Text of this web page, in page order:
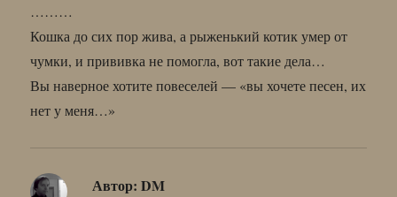
………
Кошка до сих пор жива, а рыженький котик умер от
чумки, и прививка не помогла, вот такие дела…
Вы наверное хотите повеселей — «вы хочете песен, их
нет у меня…»
Автор: DM